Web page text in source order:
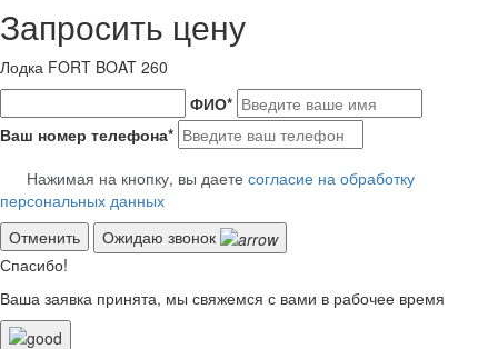
Запросить цену
Лодка FORT BOAT 260
ФИО*
Ваш номер телефона*
Нажимая на кнопку, вы даете согласие на обработку
персональных данных
Отменить
Ожидаю звонок
Спасибо!
Ваша заявка принята, мы свяжемся с вами в рабочее время